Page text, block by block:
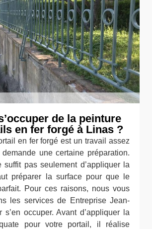
de la peinture
en fer forgé à Linas ?
en fer forgé est un travail assez
une certaine préparation.
suffit pas seulement d’appliquer la
préparer la surface pour que le
Pour ces raisons, nous vous
les services de Entreprise Jean-
s’en occuper. Avant d’appliquer la
pour votre portail, il réalise